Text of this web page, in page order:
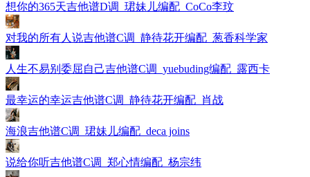
想你的365天吉他谱D调_珺妹儿编配_CoCo李玟
对我的所有人说吉他谱C调_静待花开编配_葱香科学家
人生不易别委屈自己吉他谱C调_yuebuding编配_露西卡
最幸运的幸运吉他谱C调_静待花开编配_肖战
海浪吉他谱C调_珺妹儿编配_deca joins
说给你听吉他谱C调_郑心情编配_杨宗纬